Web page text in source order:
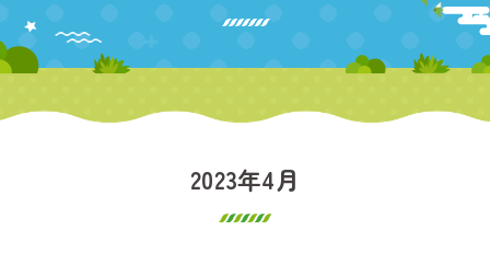
2023年4月